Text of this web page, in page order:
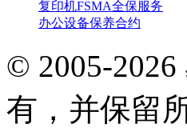
复印机FSMA全保服务
办公设备保养合约
© 2005-
有，并保留